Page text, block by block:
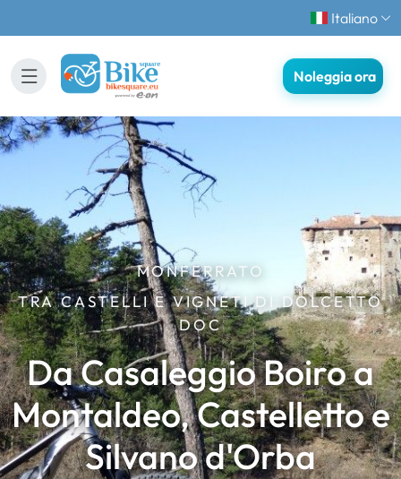
Italiano
Noleggia ora
MONFERRATO
TRA CASTELLI E VIGNETI DI DOLCETTO
DOC
Da Casaleggio Boiro a
Montaldeo, Castelletto e
Silvano d'Orba